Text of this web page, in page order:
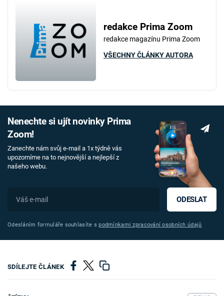
redakce Prima Zoom
redakce magazínu Prima Zoom
VŠECHNY ČLÁNKY AUTORA
Nenechte si ujít novinky Prima
Zoom!
Zanechte nám svůj e-mail a 1x týdně vás
upozorníme na to nejnovější a nejlepší z
našeho webu.
ODESLAT
Odesláním formuláře souhlasíte spodmínkami zpracování osobních údajů
SDÍLEJTE ČLÁNEK